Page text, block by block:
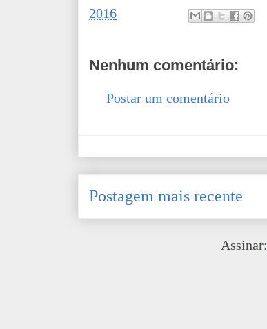
2016
Nenhum comentário:
Postar um comentário
Postagem mais recente
Assinar: